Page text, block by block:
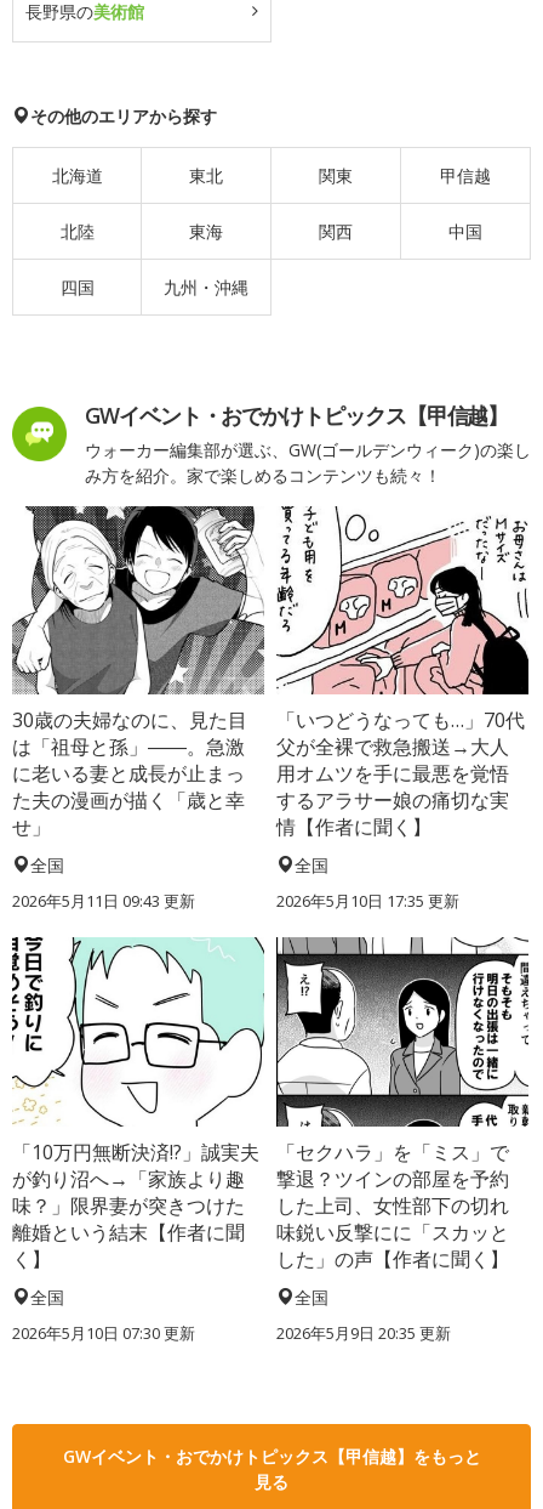
長野県の美術館
その他のエリアから探す
北海道 東北 関東 甲信越
北陸 東海 関西 中国
四国 九州・沖縄
GWイベント・おでかけトピックス【甲信越】
ウォーカー編集部が選ぶ、GW(ゴールデンウィーク)の楽し
み方を紹介。家で楽しめるコンテンツも続々！
30歳の夫婦なのに、見た目
は「祖母と孫」――。急激
に老いる妻と成長が止まっ
た夫の漫画が描く「歳と幸
せ」
全国
2026年5月11日 09:43 更新
「いつどうなっても…」70代
父が全裸で救急搬送→大人
用オムツを手に最悪を覚悟
するアラサー娘の痛切な実
情【作者に聞く】
全国
2026年5月10日 17:35 更新
「10万円無断決済!?」誠実夫
が釣り沼へ→「家族より趣
味？」限界妻が突きつけた
離婚という結末【作者に聞
く】
全国
2026年5月10日 07:30 更新
「セクハラ」を「ミス」で
撃退？ツインの部屋を予約
した上司、女性部下の切れ
味鋭い反撃にに「スカッと
した」の声【作者に聞く】
全国
2026年5月9日 20:35 更新
GWイベント・おでかけトピックス【甲信越】をもっと
見る